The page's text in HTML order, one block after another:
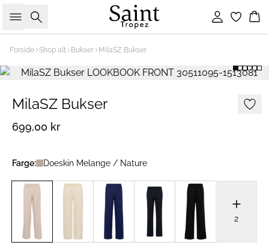
Søk Logg inn
Forside Shop alt Bukser MilaSZ Bukser
MilaSZ Bukser
699,00 kr
Farge: Doeskin Melange / Nature
2